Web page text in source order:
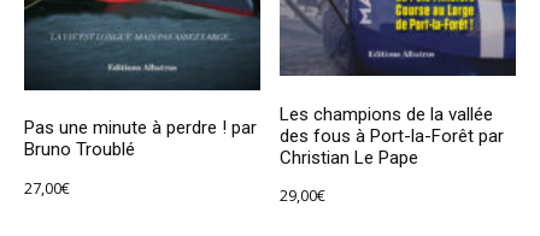
Pas une minute à perdre ! par
Bruno Troublé
27,00€
Les champions de la vallée
des fous à Port-la-Forêt par
Christian Le Pape
29,00€